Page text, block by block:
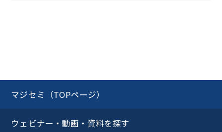
マジセミ（TOPページ）
ウェビナー・動画・資料を探す